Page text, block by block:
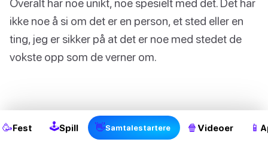
ikke noe å si om det er en person, et sted eller en
ting, jeg er sikker på at det er noe med stedet de
vokste opp som de verner om.
🥳Fest 🕹Spill 👋Samtalestartere 🍿 Videoer 📱